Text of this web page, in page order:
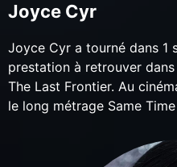
Joyce Cyr
Joyce Cyr a tourné dans 1
prestation à retrouver
The Last Frontier. Au
le long métrage Same